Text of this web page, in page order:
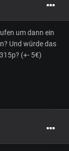
um dann ein
Und würde das
(+- 5€)